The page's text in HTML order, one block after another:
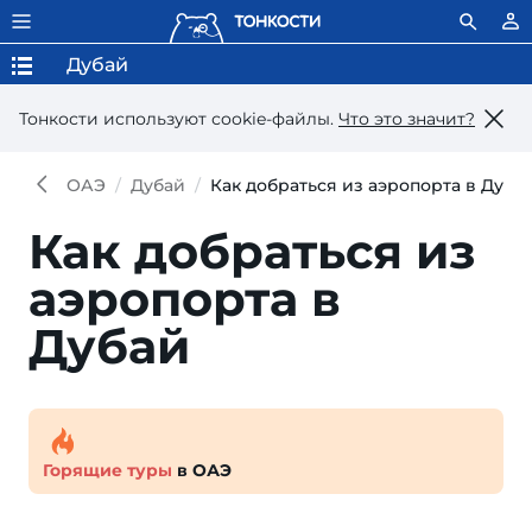
Тонкости используют сookie-файлы. Что это значит?
Дубай
ОАЭ Дубай Как добраться из аэропорта в
Как добраться из
аэропорта в
Дубай
Горящие туры в ОАЭ